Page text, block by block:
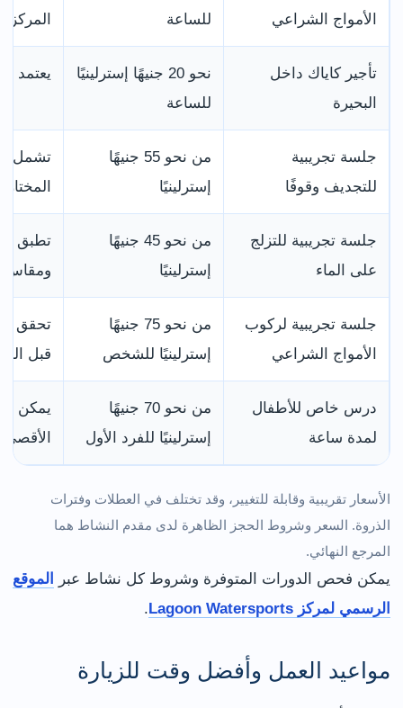
الأمواج الشراعي
للساعة
المركز.
تأجير كاياك داخل
البحيرة
نحو 20 جنيهًا إسترلينيًا
للساعة
يعتمد
جلسة تجريبية
للتجديف وقوفًا
من نحو 55 جنيهًا
إسترلينيًا
تشمل
المختار.
جلسة تجريبية للتزلج
على الماء
من نحو 45 جنيهًا
إسترلينيًا
تطبق
ومقاس
جلسة تجريبية لركوب
الأمواج الشراعي
من نحو 75 جنيهًا
إسترلينيًا للشخص
تحقق
قبل
درس خاص للأطفال
لمدة ساعة
من نحو 70 جنيهًا
إسترلينيًا للفرد الأول
يمكن
الأسعار تقريبية وقابلة للتغيير، وقد تختلف في العطلات وفترات
الذروة. السعر وشروط الحجز الظاهرة لدى مقدم النشاط هما
المرجع النهائي.
يمكن فحص الدورات المتوفرة وشروط كل نشاط عبر
الموقع
الرسمي لمركز Lagoon Watersports
.
مواعيد العمل وأفضل وقت للزيارة